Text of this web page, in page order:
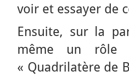
voir et essayer de
Ensuite, sur la
même un rôle
« Quadrilatère de